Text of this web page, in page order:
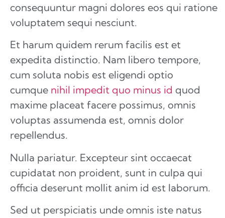
consequuntur magni dolores eos qui ratione
voluptatem sequi nesciunt.
Et harum quidem rerum facilis est et
expedita distinctio. Nam libero tempore,
cum soluta nobis est eligendi optio
cumque nihil impedit quo minus id quod
maxime placeat facere possimus, omnis
voluptas assumenda est, omnis dolor
repellendus.
Nulla pariatur. Excepteur sint occaecat
cupidatat non proident, sunt in culpa qui
officia deserunt mollit anim id est laborum.
Sed ut perspiciatis unde omnis iste natus